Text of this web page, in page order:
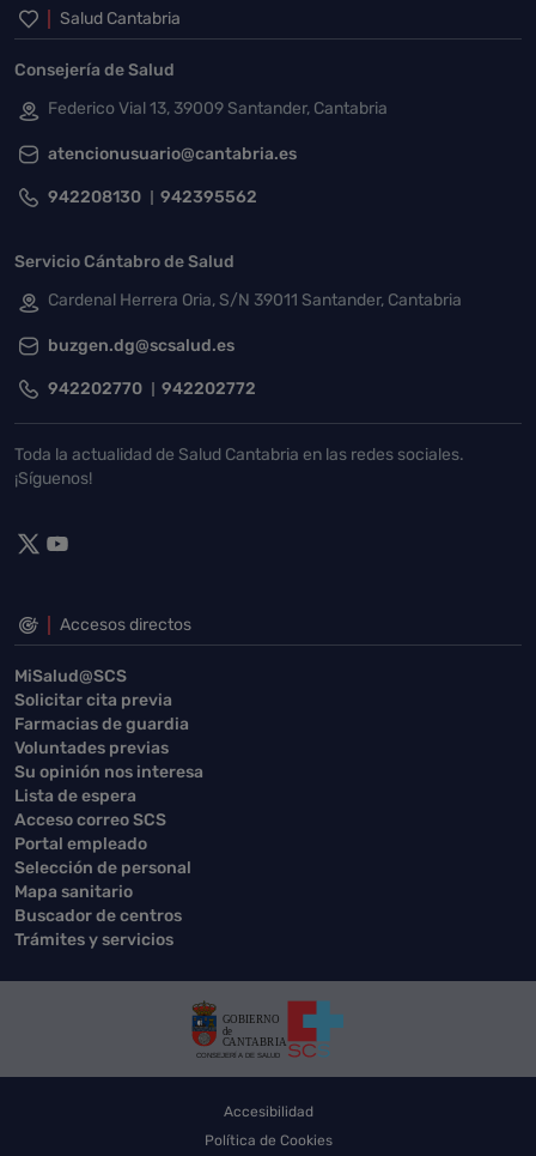
Inicio del pie de página
Salud Cantabria
Consejería de Salud
Federico Vial 13, 39009 Santander, Cantabria
atencionusuario@cantabria.es
942208130 942395562
Servicio Cántabro de Salud
Cardenal Herrera Oria, S/N 39011 Santander, Cantabria
buzgen.dg@scsalud.es
942202770 942202772
Toda la actualidad de Salud Cantabria en las redes sociales.
¡Síguenos!
Accesos directos
MiSalud@SCS
Solicitar cita previa
Farmacias de guardia
Voluntades previas
Su opinión nos interesa
Lista de espera
Acceso correo SCS
Portal empleado
Selección de personal
Mapa sanitario
Buscador de centros
Trámites y servicios
Accesibilidad
Política de Cookies